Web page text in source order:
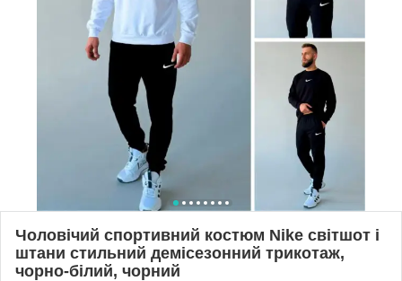
Чоловічий спортивний костюм Nike світшот і
штани стильний демісезонний трикотаж,
чорно-білий, чорний